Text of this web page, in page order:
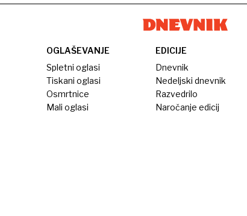
OGLAŠEVANJE
Spletni oglasi
Tiskani oglasi
Osmrtnice
Mali oglasi
EDICIJE
Dnevnik
Nedeljski dnevnik
Razvedrilo
Naročanje edicij